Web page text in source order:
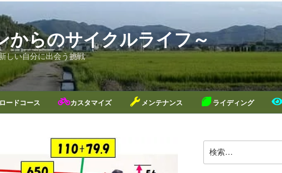
からのサイクルライフ～
しい自分に出会う挑戦
ードコース カスタマイズ メンテナンス ライディング
索: